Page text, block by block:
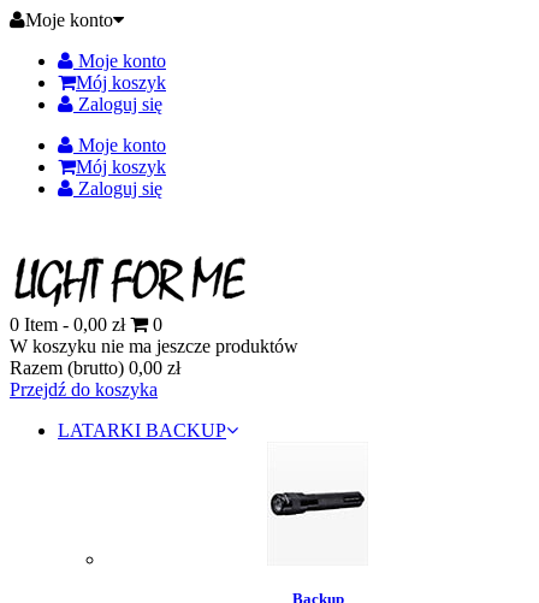
Moje konto
Moje konto
Mój koszyk
Zaloguj się
Moje konto
Mój koszyk
Zaloguj się
0 Item - 0,00 zł
0
W koszyku nie ma jeszcze produktów
Razem (brutto) 0,00 zł
Przejdź do koszyka
LATARKI BACKUP
Backup